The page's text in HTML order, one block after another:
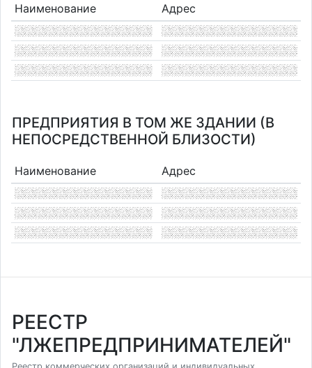
Наименование Адрес
ПРЕДПРИЯТИЯ В ТОМ ЖЕ ЗДАНИИ (В
НЕПОСРЕДСТВЕННОЙ БЛИЗОСТИ)
Наименование Адрес
РЕЕСТР
"ЛЖЕПРЕДПРИНИМАТЕЛЕЙ"